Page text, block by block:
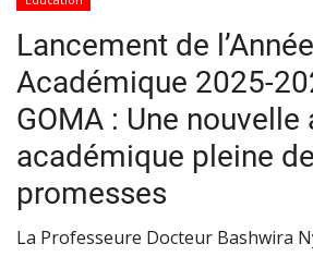
Accueil
Contact
Emergence
Galerie
Terms & Conditions
Nos Publications
Lancement de l’Année
Académique 2025-
GOMA : Une nouvelle
académique pleine de
promesses
La Professeure Docteur Bashwira